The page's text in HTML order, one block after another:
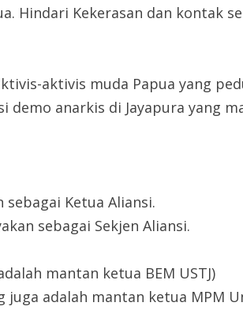
Hindari Kekerasan dan kontak
aktivis muda Papua yang
anarkis di Jayapura yang
sebagai Ketua Aliansi.
sebagai Sekjen Aliansi.
mantan ketua BEM USTJ)
adalah mantan ketua MPM